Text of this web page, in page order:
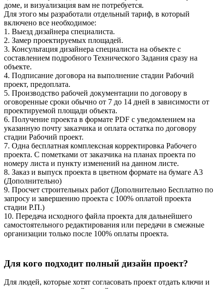
доме, и визуализация вам не потребуется.
Для этого мы разработали отдельный тариф, в который
включено все необходимое:
1. Выезд дизайнера специалиста.
2. Замер проектируемых площадей.
3. Консультация дизайнера специалиста на объекте с
составлением подробного Технического Задания сразу на
объекте.
4. Подписание договора на выполнение стадии Рабочий
проект, предоплата.
5. Производство рабочей документации по договору в
оговоренные сроки обычно от 7 до 14 дней в зависимости от
проектируемой площади объекта.
6. Получение проекта в формате PDF с уведомлением на
указанную почту заказчика и оплата остатка по договору
стадии Рабочий проект.
7. Одна бесплатная комплексная корректировка Рабочего
проекта. С пометками от заказчика на планах проекта по
номеру листа и пункту изменений на данном листе.
8. Заказ и выпуск проекта в цветном формате на бумаге А3
(Дополнительно)
9. Просчет строительных работ (Дополнительно Бесплатно по
запросу и завершению проекта с 100% оплатой проекта
стадии Р.П.)
10. Передача исходного файла проекта для дальнейшего
самостоятельного редактирования или передачи в смежные
организации только после 100% оплаты проекта.
Для кого подходит полный дизайн проект?
Для людей, которые хотят согласовать проект отдать ключи и